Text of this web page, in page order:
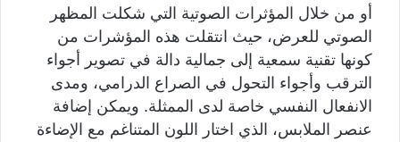
أو من خلال المؤثرات الصوتية التي شكلت المظهر
الصوتي للعرض، حيث انتقلت هذه المؤشرات من
كونها تقنية سمعية إلى جمالية دالة في تصوير أجواء
الترقب وأجواء التحول في الصراع الدرامي، ومدى
الانفعال النفسي خاصة لدى الممثلة. ويمكن إضافة
عنصر الملابس، الذي اختار اللون المتناغم مع الإضاءة